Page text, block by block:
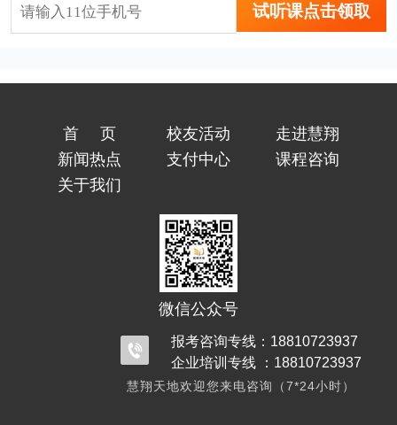
试听课点击领取
首页 校友活动
走进慧翔
新闻热点
支付中心
课程咨询
关于我们
微信公众号
报考咨询专线：18810723937
企业培训专线 ：18810723937
慧翔天地欢迎您来电咨询（7*24小时）